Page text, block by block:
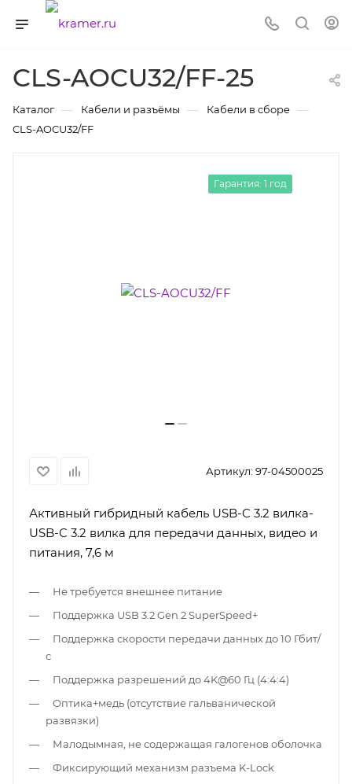
CLS-AOCU32/FF-25
Каталог — Кабели и разъёмы — Кабели в сборе —
CLS-AOCU32/FF
Гарантия: 1 год
Артикул: 97-04500025
Активный гибридный кабель USB-C 3.2 вилка-
USB-C 3.2 вилка для передачи данных, видео и
питания, 7,6 м
Не требуется внешнее питание
Поддержка USB 3.2 Gen 2 SuperSpeed+
Поддержка скорости передачи данных до 10 Гбит/
с
Поддержка разрешений до 4K@60 Гц (4:4:4)
Оптика+медь (отсутствие гальванической
развязки)
Малодымная, не содержащая галогенов оболочка
Фиксирующий механизм разъема K-Lock